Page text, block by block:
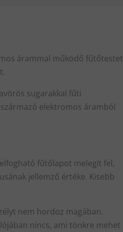
árammal működő fűtőtestet
sugarakkal fűti
elektromos áramból
fűtőlapot melegít fel,
jellemző értéke. Kisebb
nem hordoz magában.
nincs, ami tönkre mehet